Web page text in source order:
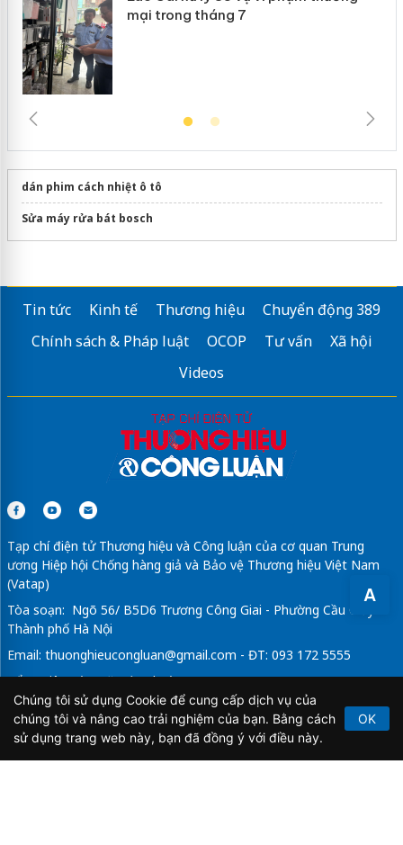
A
mại trong tháng 7
dán phim cách nhiệt ô tô
Sửa máy rửa bát bosch
Tin tức Kinh tế Thương hiệu
Chuyển động 389
Chính sách & Pháp luật
OCOP Tư vấn
Xã hội
Videos
Tạp chí điện tử Thương hiệu và Công luận của cơ quan Trung
ương Hiệp hội Chống hàng giả và Bảo vệ Thương hiệu Việt Nam
(Vatap)
Tòa soạn: Ngõ 56/ B5D6 Trương Công Giai - Phường Cầu Giấy -
Thành phố Hà Nội
Email: thuonghieucongluan@gmail.com - ĐT: 093 172 5555
Tổng Biên Tập: Vũ Đức Thuận
Giấy phép hoạt động báo chí điện tử số 64/GP-BTTTT do Bộ
Thông tin và Truyền thông cấp ngày 21/2/2020.
Chúng tôi sử dụng Cookie để cung cấp dịch vụ của
chúng tôi và nâng cao trải nghiệm của bạn. Bằng cách
sử dụng trang web này, bạn đã đồng ý với điều này.
OK